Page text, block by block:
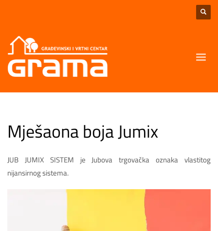
Mješaona boja Jumix
JUB JUMIX SISTEM je Jubova trgovačka oznaka vlastitog
nijansirnog sistema.